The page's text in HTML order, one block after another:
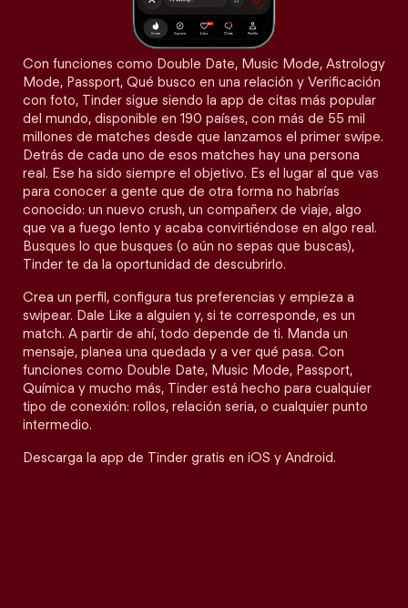
Con funciones como Double Date, Music Mode, Astrology
Mode, Passport, Qué busco en una relación y Verificación
con foto, Tinder sigue siendo la app de citas más popular
del mundo, disponible en 190 países, con más de 55 mil
millones de matches desde que lanzamos el primer swipe.
Detrás de cada uno de esos matches hay una persona
real. Ese ha sido siempre el objetivo. Es el lugar al que vas
para conocer a gente que de otra forma no habrías
conocido: un nuevo crush, un compañerx de viaje, algo
que va a fuego lento y acaba convirtiéndose en algo real.
Busques lo que busques (o aún no sepas que buscas),
Tinder te da la oportunidad de descubrirlo.
Crea un perfil, configura tus preferencias y empieza a
swipear. Dale Like a alguien y, si te corresponde, es un
match. A partir de ahí, todo depende de ti. Manda un
mensaje, planea una quedada y a ver qué pasa. Con
funciones como Double Date, Music Mode, Passport,
Química y mucho más, Tinder está hecho para cualquier
tipo de conexión: rollos, relación seria, o cualquier punto
intermedio.
Descarga la app de Tinder gratis en iOS y Android.